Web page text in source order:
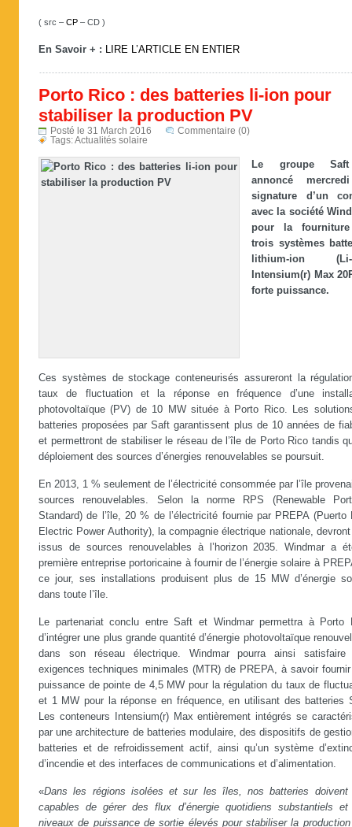
( src – CP – CD )
En Savoir + : LIRE L’ARTICLE EN ENTIER
Porto Rico : des batteries li-ion pour
stabiliser la production PV
Posté le 31 March 2016
Commentaire (0)
Tags:Actualités solaire
Le groupe
annoncé
signature d’un
avec la société
pour la
trois systèmes
lithium-ion (Li-
Intensium(r) Max
forte puissance.
Ces systèmes de stockage conteneurisés assureront la
taux de fluctuation et la réponse en fréquence d’une
photovoltaïque (PV) de 10 MW située à Porto Rico. Les
batteries proposées par Saft garantissent plus de 10 années de
et permettront de stabiliser le réseau de l’île de Porto Rico tandis
déploiement des sources d’énergies renouvelables se poursuit.
En 2013, 1 % seulement de l’électricité consommée par l’île
sources renouvelables. Selon la norme RPS (Renewable
Standard) de l’île, 20 % de l’électricité fournie par PREPA (Puerto
Electric Power Authority), la compagnie électrique nationale,
issus de sources renouvelables à l’horizon 2035. Windmar a
première entreprise portoricaine à fournir de l’énergie solaire à
ce jour, ses installations produisent plus de 15 MW d’énergie
dans toute l’île.
Le partenariat conclu entre Saft et Windmar permettra à Porto
d’intégrer une plus grande quantité d’énergie photovoltaïque
dans son réseau électrique. Windmar pourra ainsi satisfaire
exigences techniques minimales (MTR) de PREPA, à savoir
puissance de pointe de 4,5 MW pour la régulation du taux de
et 1 MW pour la réponse en fréquence, en utilisant des batteries
Les conteneurs Intensium(r) Max entièrement intégrés se
par une architecture de batteries modulaire, des dispositifs de
batteries et de refroidissement actif, ainsi qu’un système
d’incendie et des interfaces de communications et d’alimentation.
«Dans les régions isolées et sur les îles, nos batteries doivent
capables de gérer des flux d’énergie quotidiens substantiels et
niveaux de puissance de sortie élevés pour stabiliser la